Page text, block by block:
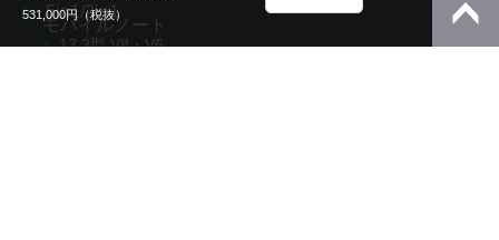
531,000円（税抜）
5in1/2in1
モバイルノート
13.3型 V8・V6